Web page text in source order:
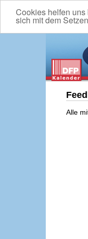
Cookies helfen
sich mit dem
Alle